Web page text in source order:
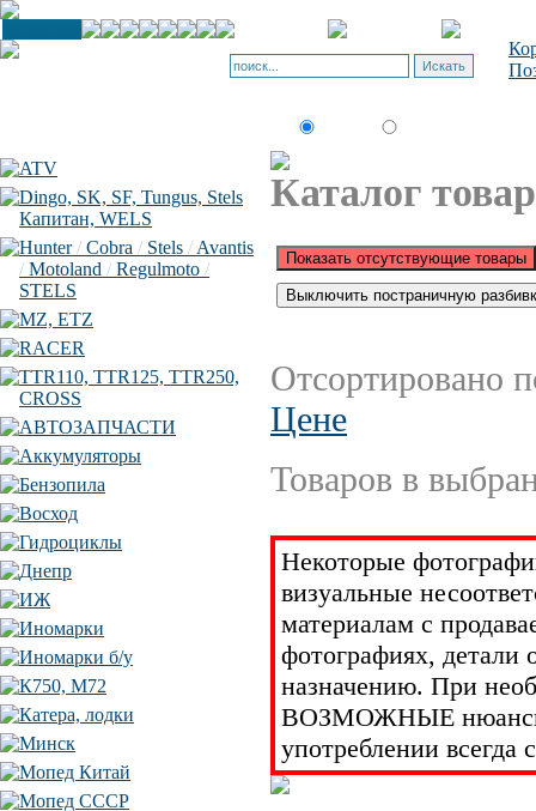
ATV
Dingo, SK, SF, Tungus, Stels
Капитан, WELS
Hunter/ Cobra / Stels / Avantis
/ Motoland / Regulmoto /
STELS
MZ, ETZ
RACER
TTR110, TTR125, TTR250,
CROSS
АВТОЗАПЧАСТИ
Аккумуляторы
Бензопила
Восход
Гидроциклы
Днепр
ИЖ
Иномарки
Иномарки б/у
К750, М72
Катера, лодки
Минск
Мопед Китай
Мопед СССР
Каталог
Отсортировано
Цене
Товаров в
Некоторые
визуальные
материалам с
фотографиях, детали
назначению. При
ВОЗМОЖНЫЕ нюансы
употреблении всегда